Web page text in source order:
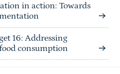
in action: Towards
16: Addressing
consumption